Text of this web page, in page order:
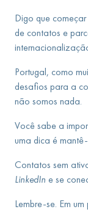
Digo que
de contatos e
Portugal, como
desafios para a
não somos nada.
Você sabe a
uma dica é
Contatos sem
LinkedIn e se
Lembre-se. Em